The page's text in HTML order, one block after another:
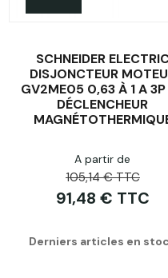
Acheter
SCHNEIDER
DISJONCTEUR
GV2ME05 0,63 À 1 A 3P
DÉCLENCHEUR
A partir de
105,14 € TTC
91,48 € TTC
Derniers articles en